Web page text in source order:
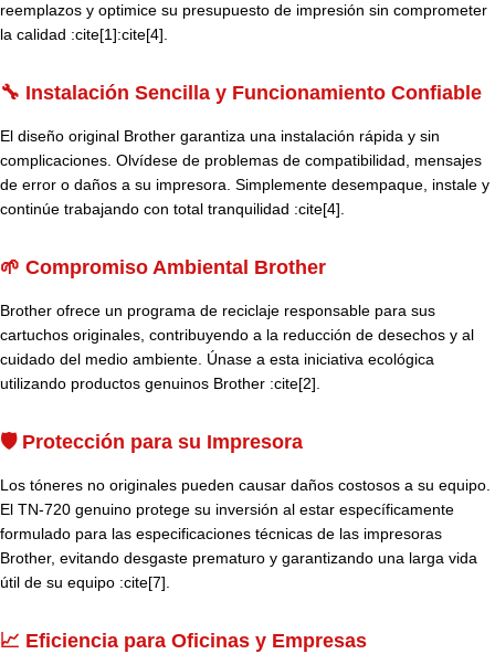
reemplazos y optimice su presupuesto de impresión sin comprometer
la calidad :cite[1]:cite[4].
🔧 Instalación Sencilla y Funcionamiento Confiable
El diseño original Brother garantiza una instalación rápida y sin
complicaciones. Olvídese de problemas de compatibilidad, mensajes
de error o daños a su impresora. Simplemente desempaque, instale y
continúe trabajando con total tranquilidad :cite[4].
🌱 Compromiso Ambiental Brother
Brother ofrece un programa de reciclaje responsable para sus
cartuchos originales, contribuyendo a la reducción de desechos y al
cuidado del medio ambiente. Únase a esta iniciativa ecológica
utilizando productos genuinos Brother :cite[2].
🛡️ Protección para su Impresora
Los tóneres no originales pueden causar daños costosos a su equipo.
El TN-720 genuino protege su inversión al estar específicamente
formulado para las especificaciones técnicas de las impresoras
Brother, evitando desgaste prematuro y garantizando una larga vida
útil de su equipo :cite[7].
📈 Eficiencia para Oficinas y Empresas